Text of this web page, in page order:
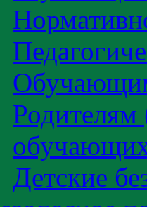
Родителям
Детские